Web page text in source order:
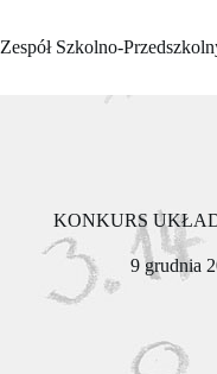
treści
Zespół Szkolno-
KONKURS
9 grudnia